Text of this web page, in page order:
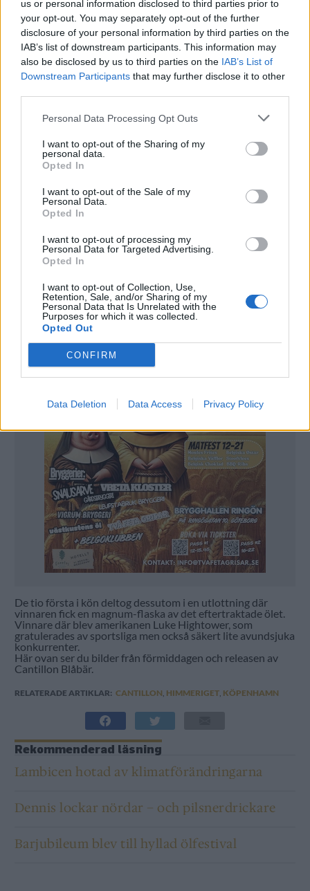
us or personal information disclosed to third parties prior to
your opt-out. You may separately opt-out of the further
disclosure of your personal information by third parties on the
IAB’s list of downstream participants. This information may
also be disclosed by us to third parties on the IAB’s List of
Downstream Participants that may further disclose it to other
Personal Data Processing Opt Outs
I want to opt-out of the Sharing of my
personal data.
Opted In
I want to opt-out of the Sale of my
Personal Data.
Opted In
I want to opt-out of processing my
Personal Data for Targeted Advertising.
Opted In
I want to opt-out of Collection, Use,
Retention, Sale, and/or Sharing of my
Personal Data that Is Unrelated with the
Purposes for which it was collected.
Opted Out
CONFIRM
Data Deletion Data Access Privacy Policy
Vad gör man inte för en exklusiv öl? De första i kön till
Cantillons blåbärslambic var på plats i 25 timmar innan
de fick sina flaskor. Under den tiden hann det regna en
Kön till Himmeriget när Cantillon Blåbär släpps är en
intressant upplevelse. Ölälskare från hela världen samlas
tidigt och i kön dricks det öl och skapas en trevlig stämning.
tidig morgon regnade det ganska rejält på de personer som
köade längst.
– Vi satt under en presenning i två timmar, det var tur att
den fanns, sade amerikanen Eric Linder från sin plats i kön.
Han och kompisen Griffin Cook ökade i 25 timmar för att få
två flaskor av Cantillon Blåbär.
Förste svensk i kön var Robert Brodén som hade plats fyra.
Han var på gott humör trots den kalla och ganska blöta
natten. Överhuvudtaget var det gott om svenskar i kön.
De tio första i kön deltog dessutom i en utlottning där
vinnaren fick en magnum-flaska av det eftertraktade ölet.
Vinnare där blev amerikanen Luke Hightower, som
gratulerades av sportsliga men också säkert lite avundsjuka
konkurrenter.
Här ovan ser du bilder från förmiddagen och releasen av
Cantillon Blåbär.
RELATERADE ARTIKLAR: CANTILLON, HIMMERIGET, KÖPENHAMN
Rekommenderad läsning
Lambicen hotad av klimatförändringarna
Dennis lockar nördar – och pilsnerdrickare
Barjubileum blev till hyllad ölfestival